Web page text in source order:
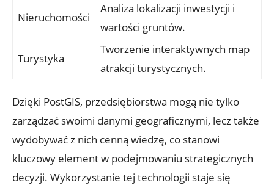
Nieruchomości
Analiza lokalizacji inwestycji i
wartości gruntów.
Turystyka
Tworzenie⁢ interaktywnych‌ map⁣
atrakcji turystycznych.
Dzięki PostGIS, przedsiębiorstwa mogą nie tylko
zarządzać swoimi ​danymi geograficznymi, lecz⁢ także
wydobywać z​ nich cenną wiedzę, co stanowi
kluczowy element w podejmowaniu strategicznych
decyzji. Wykorzystanie tej technologii staje ​się